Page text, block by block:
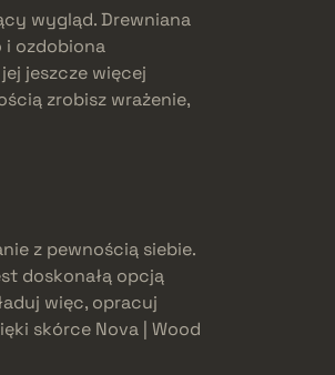
wygląd. Drewniana
i ozdobiona
jeszcze więcej
zrobisz wrażenie,
z pewnością siebie.
doskonałą opcją
więc, opracuj
skórce Nova | Wood